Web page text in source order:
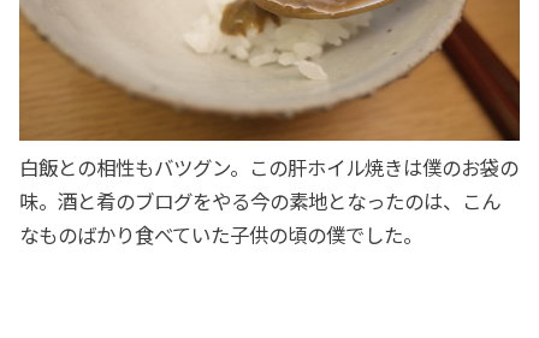
白飯との相性もバツグン。この肝ホイル焼きは僕のお袋の
味。酒と肴のブログをやる今の素地となったのは、こん
なものばかり食べていた子供の頃の僕でした。